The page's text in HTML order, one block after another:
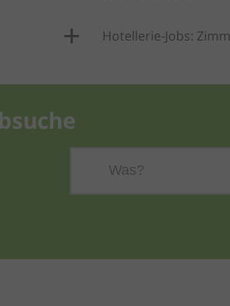
Hotellerie-Jobs: